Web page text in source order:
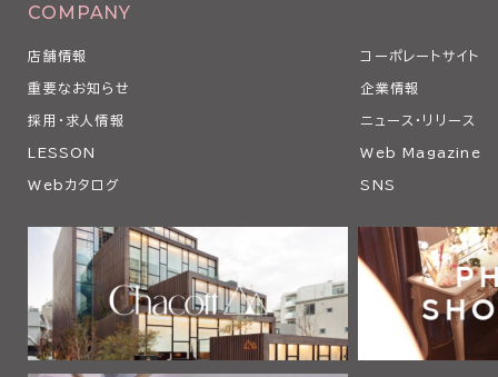
COMPANY
店舗情報 コーポレートサイト
重要なお知らせ 企業情報
採用・求人情報 ニュース・リリース
LESSON Web Magazine
Webカタログ SNS